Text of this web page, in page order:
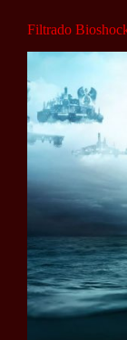
Filtrado